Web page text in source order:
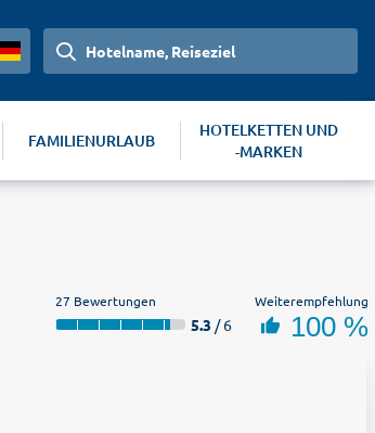
Hotelname, Reiseziel
FAMILIENURLAUB
HOTELKETTEN UND
-MARKEN
27 Bewertungen
5.3 / 6
Weiterempfehlung
100 %